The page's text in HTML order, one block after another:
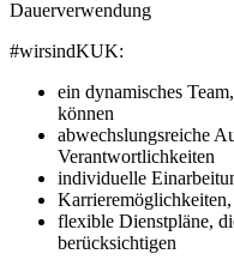
Dauerverwendung
#wirsindKUK:
ein dynamisches
können
abwechslungsreiche
Verantwortlichkeiten
individuelle
flexible Dienstpläne,
berücksichtigen